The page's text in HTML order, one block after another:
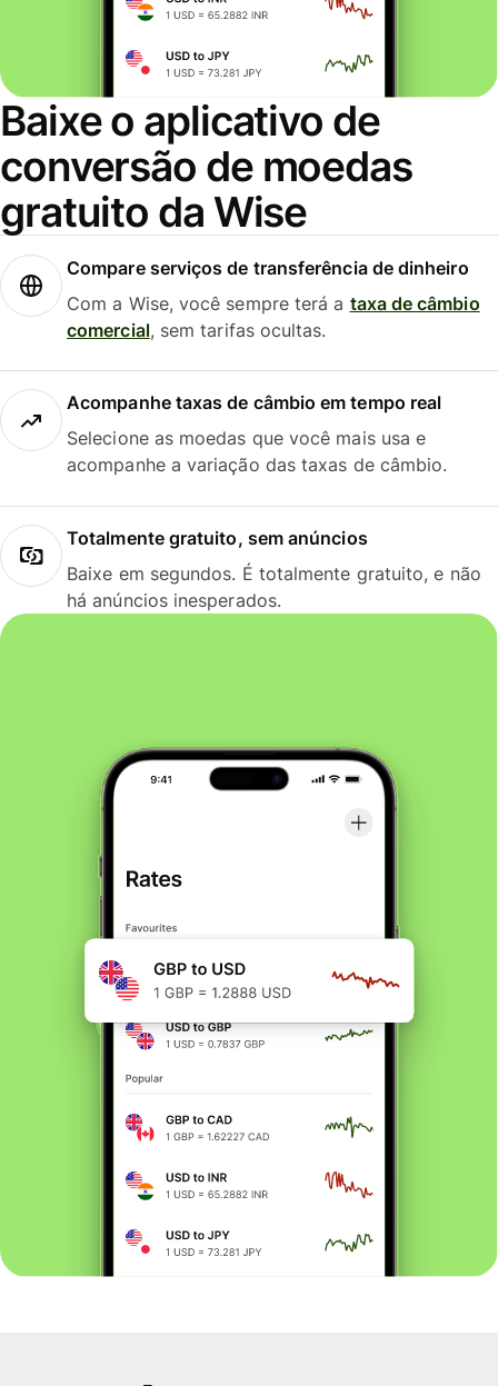
Baixe o aplicativo de
conversão de moedas
gratuito da Wise
Compare serviços de transferência de dinheiro
Com a Wise, você sempre terá a taxa de câmbio
comercial, sem tarifas ocultas.
Acompanhe taxas de câmbio em tempo real
Selecione as moedas que você mais usa e
acompanhe a variação das taxas de câmbio.
Totalmente gratuito, sem anúncios
Baixe em segundos. É totalmente gratuito, e não
há anúncios inesperados.